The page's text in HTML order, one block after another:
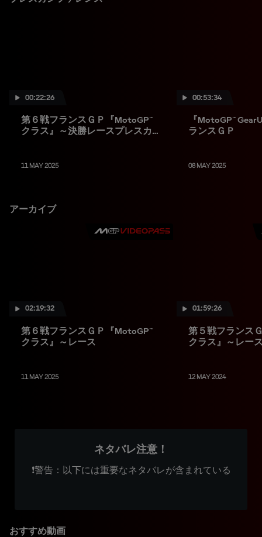
00:22:26
第６戦フランスＧＰ『MotoGP™
クラス』～決勝レースプレスカン
11 MAY 2025
00:53:34
『MotoGP™
ランスＧＰ
08 MAY 2025
アーカイブ
02:19:32
第６戦フランスＧＰ『MotoGP™
クラス』～レース
11 MAY 2025
01:59:26
第５戦フランス
クラス』～レー
12 MAY 2024
ネタバレ注意！
❗警告：以下には重要なネタバレが含まれている
おすすめ動画